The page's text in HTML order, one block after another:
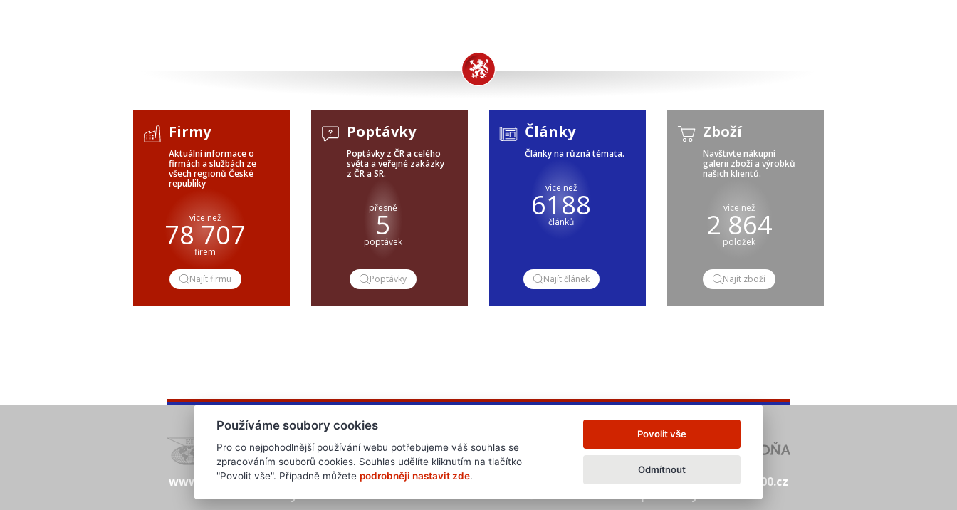
Firmy
Aktuální informace o
firmách a službách ze
všech regionů České
republiky
více než
78 707
firem
Najít firmu
Poptávky
Poptávky z ČR a celého
světa a veřejné zakázky
z ČR a SR.
přesně
5
poptávek
Poptávky
Články
Články na různá témata.
více než
6188
článků
Najít článek
Zboží
Navštivte nákupní
galerii zboží a výrobků
našich klientů.
více než
2 864
položek
Najít zboží
www.evropska-databanka.cz www.edb.cz www.edb.eu www.poptavka.net www.nabidka.net www.14000.cz
Používáme soubory cookies
Pro co nejpohodlnější používání webu potřebujeme váš souhlas se
zpracováním souborů cookies. Souhlas udělíte kliknutím na tlačítko
"Povolit vše". Případně můžete podrobněji nastavit zde.
Povolit vše
Odmítnout